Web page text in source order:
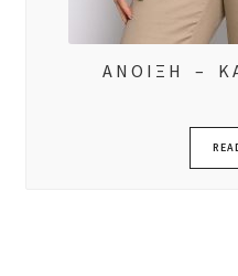
ΑΝΟΙΞΗ –